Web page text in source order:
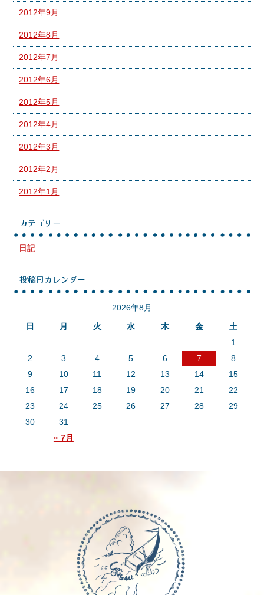
2012年9月
2012年8月
2012年7月
2012年6月
2012年5月
2012年4月
2012年3月
2012年2月
2012年1月
カテゴリー
日記
投稿日カレンダー
2026年8月
日
月 火 水 木 金 土
« 7月
1
2
3 4 5 6 7
8
9
10 11 12 13 14
15
16
17 18 19 20 21
22
23
24 25 26 27 28
29
30
31